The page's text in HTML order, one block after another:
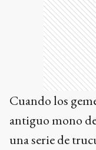
Cuando los
antiguo mono
una serie de